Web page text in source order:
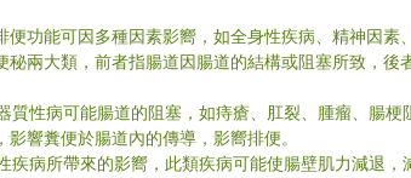
便功能可因多種因素影嚮，如全身性疾病、精神因素
兩大類，前者指腸道因腸道的結構或阻塞所致，後
質性病可能腸道的阻塞，如痔瘡、肛裂、腫瘤、腸
響糞便於腸道內的傳導，影嚮排便。
疾病所帶來的影嚮，此類疾病可能使腸壁肌力減退